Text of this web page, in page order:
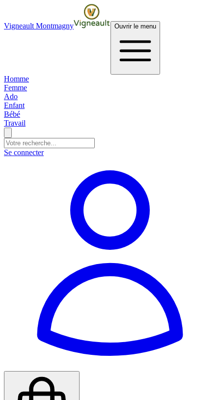
Vigneault Montmagny Ouvrir le menu
Homme
Femme
Ado
Enfant
Bébé
Travail
Se connecter